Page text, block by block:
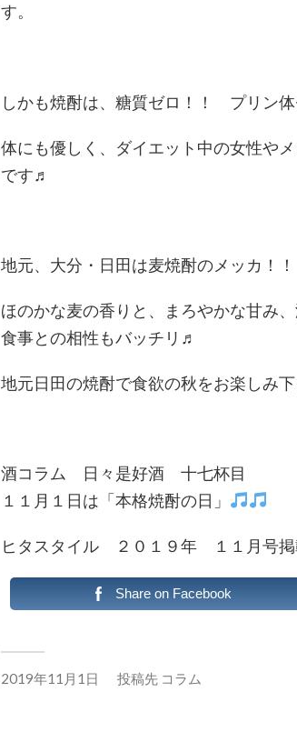
す。
しかも焼酎は、糖質ゼロ！！ プリン
体にも優しく、ダイエット中の女性や
です♬
地元、大分・日田は麦焼酎のメッカ！！
ほのかな麦の香りと、まろやかな甘み
食事との相性もバッチリ♬
地元日田の焼酎で食欲の秋をお楽しみ
酒コラム 日々是好酒 十七杯目
１１月１日は「本格焼酎の日」
ヒタスタイル ２０１９年 １１月号掲
Share on Facebook
2019年11月1日 投稿先 コラム